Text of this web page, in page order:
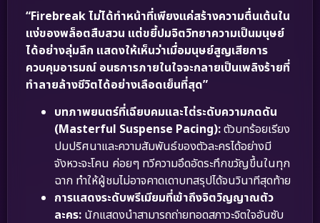
“Firebreak ไม่ได้ทำหน้าที่เพียงแค่สร้างความตื่นเต้นใน
แง่ของพล็อตสืบสวน แต่ขยี้ปมจิตวิทยาความเป็นมนุษย์
ได้อย่างลุ่มลึก แสดงให้เห็นว่าเมื่อมนุษย์สูญเสียการ
ควบคุมอารมณ์ อนธการภายในใจจะกลายเป็นเพลิงร้ายที่
ทำลายล้างชีวิตได้อย่างเลือดเย็นที่สุด”
บทภาพยนตร์ที่เฉียบคมและไต่ระดับความกดดัน
(Masterful Suspense Pacing):ตัวบทร้อยเรียง
ปมปริศนาและความสัมพันธ์ของตัวละครได้อย่างมี
จังหวะจะโคน ค่อยๆ ทวีความอึดอัดระทึกขวัญขึ้นในทุก
ฉาก ทำให้ผู้ชมไม่อาจคาดเดาบทสรุปได้จนวินาทีสุดท้าย
การแสดงระดับพรีเมียมที่เข้าถึงจิตวิญญาณตัว
ละคร: นักแสดงนำสามารถถ่ายทอดสภาวะจิตใจอันซับ